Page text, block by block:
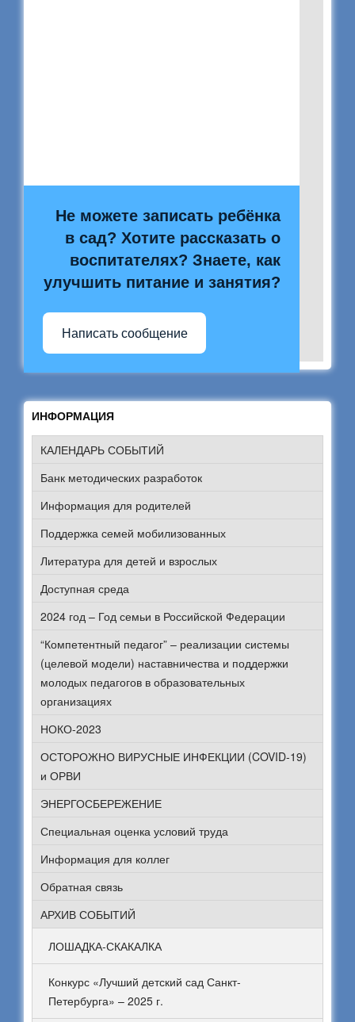
Не можете записать ребёнка
в сад? Хотите рассказать о
воспитателях? Знаете, как
улучшить питание и занятия?
Написать сообщение
ИНФОРМАЦИЯ
КАЛЕНДАРЬ СОБЫТИЙ
Банк методических разработок
Информация для родителей
Поддержка семей мобилизованных
Литература для детей и взрослых
Доступная среда
2024 год – Год семьи в Российской Федерации
“Компетентный педагог” – реализации системы
(целевой модели) наставничества и поддержки
молодых педагогов в образовательных
организациях
НОКО-2023
ОСТОРОЖНО ВИРУСНЫЕ ИНФЕКЦИИ (COVID-19)
и ОРВИ
ЭНЕРГОСБЕРЕЖЕНИЕ
Специальная оценка условий труда
Информация для коллег
Обратная связь
АРХИВ СОБЫТИЙ
ЛОШАДКА-СКАКАЛКА
Конкурс «Лучший детский сад Санкт-
Петербурга» – 2025 г.